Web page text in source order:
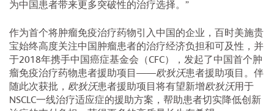
为中国患者带来更多突破性的治疗选择。”
作为首个将肿瘤免疫治疗药物引入中国的企业，百时美施贵
宝始终高度关注中国肿瘤患者的治疗经济负担和可及性，并
于2018年携手中国癌症基金会（CFC），发起了中国首个肿
瘤免疫治疗药物患者援助项目——欧狄沃患者援助项目。伴
随此次获批， 欧狄沃患者援助项目将有望新增欧狄沃用于
NSCLC一线治疗适应症的援助方案，帮助患者切实降低创新